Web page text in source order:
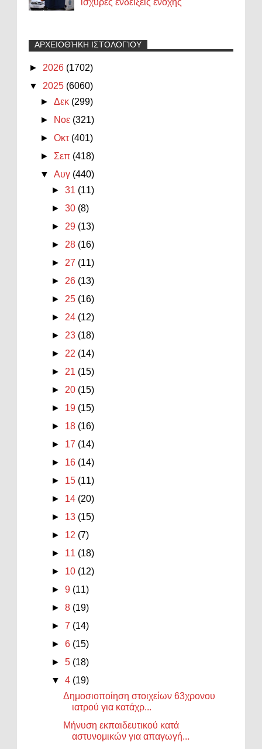
ΑΡΧΕΙΟΘΉΚΗ ΙΣΤΟΛΟΓΊΟΥ
► 2026 (1702)
▼ 2025 (6060)
►Δεκ (299)
►
Νοε (321)
►Οκτ (401)
► Σεπ (418)
▼Αυγ (440)
►31 (11)
►30 (8)
► 29 (13)
► 28 (16)
► 27 (11)
► 26 (13)
► 25 (16)
► 24 (12)
► 23 (18)
► 22 (14)
► 21 (15)
► 20 (15)
► 19 (15)
► 18 (16)
► 17 (14)
► 16 (14)
► 15 (11)
► 14 (20)
► 13 (15)
► 12 (7)
► 11 (18)
► 10 (12)
►9 (11)
►8 (19)
►7 (14)
►6 (15)
►5 (18)
▼4 (19)
Δημοσιοποίηση στοιχείων 63χρονου
ιατρού για κατάχρ...
Μήνυση εκπαιδευτικού κατά
αστυνομικών για απαγωγή...